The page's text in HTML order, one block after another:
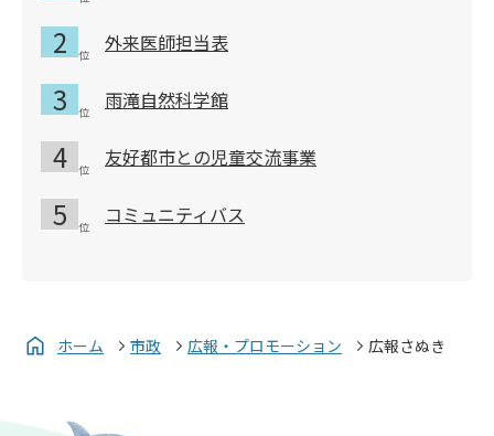
外来医師担当表
雨滝自然科学館
友好都市との児童交流事業
コミュニティバス
ホーム 市政 広報・プロモーション 広報さぬき